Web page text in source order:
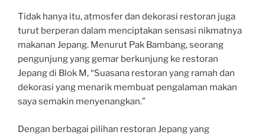
Tidak hanya itu, atmosfer dan dekorasi restoran juga
turut berperan dalam menciptakan sensasi nikmatnya
makanan Jepang. Menurut Pak Bambang, seorang
pengunjung yang gemar berkunjung ke restoran
Jepang di Blok M, “Suasana restoran yang ramah dan
dekorasi yang menarik membuat pengalaman makan
saya semakin menyenangkan.”
Dengan berbagai pilihan restoran Jepang yang